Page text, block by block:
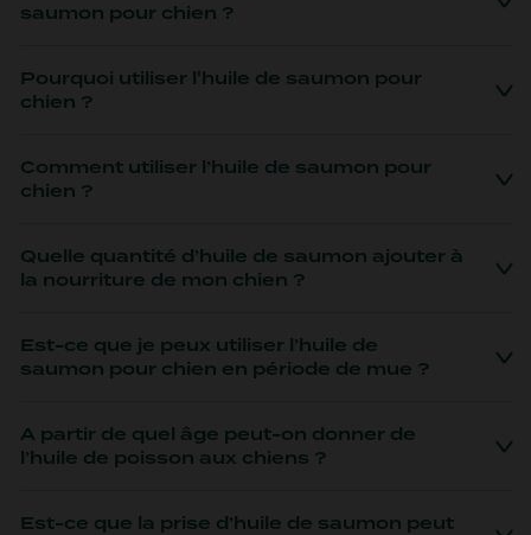
saumon pour chien ?
Pourquoi utiliser l'huile de saumon pour
chien ?
Comment utiliser l’huile de saumon pour
chien ?
Quelle quantité d’huile de saumon ajouter à
la nourriture de mon chien ?
Est-ce que je peux utiliser l’huile de
saumon pour chien en période de mue ?
A partir de quel âge peut-on donner de
l’huile de poisson aux chiens ?
Est-ce que la prise d’huile de saumon peut